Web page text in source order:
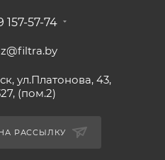
157-57-74
ул.Платонова, 43,
(пом.2)
РАССЫЛКУ